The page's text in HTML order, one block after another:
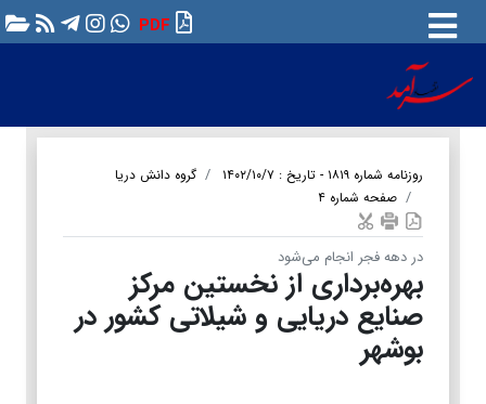
PDF
روزنامه شماره ۱۸۱۹ - تاریخ : ۱۴۰۲/۱۰/۷
گروه دانش دریا
صفحه شماره ۴
در دهه فجر انجام می‌شود
بهره‌برداری از نخستین مرکز
صنایع دریایی و شیلاتی کشور در
بوشهر